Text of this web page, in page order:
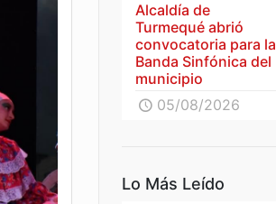
Alcaldía de
Turmequé abrió
convocatoria para la
Banda Sinfónica del
municipio
05/08/2026
Lo Más Leído